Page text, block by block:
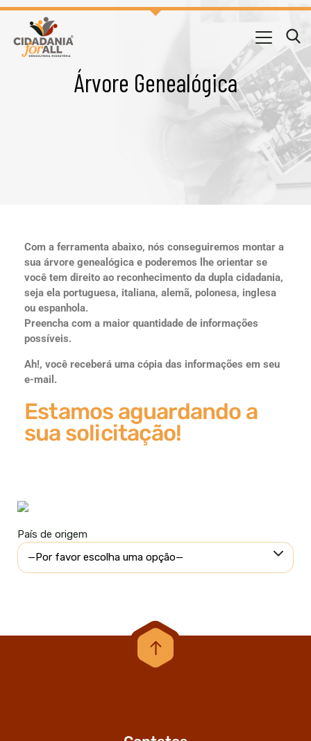
Árvore Genealógica
Com a ferramenta abaixo, nós conseguiremos montar a
sua árvore genealógica e poderemos lhe orientar se
você tem direito ao reconhecimento da dupla cidadania,
seja ela portuguesa, italiana, alemã, polonesa, inglesa
ou espanhola.
Preencha com a maior quantidade de informações
possíveis.
Ah!, você receberá uma cópia das informações em seu
e-mail.
Estamos aguardando a
sua solicitação!
País de origem